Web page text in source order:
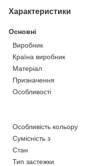
Характеристики
Основні
Виробник
Країна виробник
Матеріал
Призначення
Особливості
Особливість кольору
Сумісність з
Стан
Тип застежки